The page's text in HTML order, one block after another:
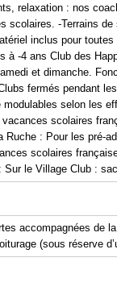
relaxation : nos
scolaires. -Terrains
inclus pour
-4 ans Club des
et dimanche.
fermés pendant
selon les
scolaires
: Pour les pré-
scolaires
le Village Club :
accompagnées de
(sous réserve